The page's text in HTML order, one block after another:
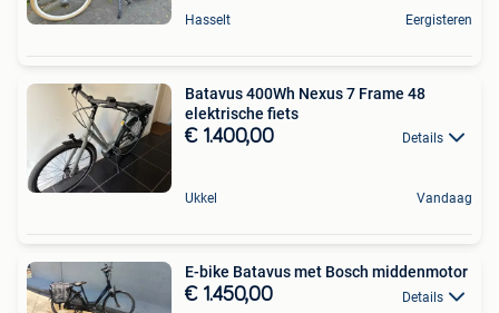
Hasselt Eergisteren
Batavus 400Wh Nexus 7 Frame 48
elektrische fiets
€ 1.400,00 Details
Ukkel Vandaag
E-bike Batavus met Bosch middenmotor
€ 1.450,00 Details